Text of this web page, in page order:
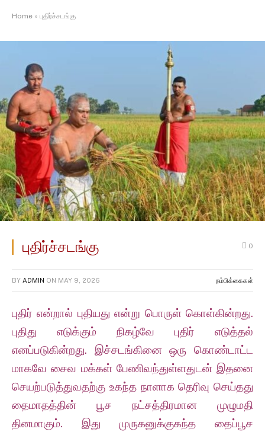
Home » புதிர்ச்சடங்கு
புதிர்ச்சடங்கு 0
BY ADMIN ON MAY 9, 2026 நம்பிக்கைகள்
புதிர் என்றால் புதியது என்று பொருள் கொள்கின்றது.
புதிது எடுக்கும் நிகழ்வே புதிர் எடுத்தல்
எனப்படுகின்றது. இச்சடங்கினை ஒரு கொண்டாட்ட
மாகவே சைவ மக்கள் பேணிவந்துள்ளதுடன் இதனை
செயற்படுத்துவதற்கு உகந்த நாளாக தெரிவு செய்தது
தைமாதத்தின் பூச நட்சத்திரமான முழுமதி
தினமாகும். இது முருகனுக்குகந்த தைப்பூச